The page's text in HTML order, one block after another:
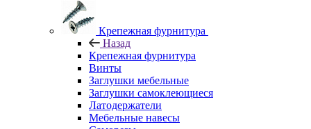
Крепежная фурнитура
Назад
Крепежная фурнитура
Винты
Заглушки мебельные
Заглушки самоклеющиеся
Латодержатели
Мебельные навесы